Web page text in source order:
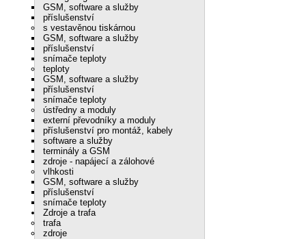
GSM, software a služby
příslušenství
s vestavěnou tiskárnou
GSM, software a služby
příslušenství
snímače teploty
teploty
GSM, software a služby
příslušenství
snímače teploty
ústředny a moduly
externí převodníky a moduly
příslušenství pro montáž, kabely
software a služby
terminály a GSM
zdroje - napájecí a zálohové
vlhkosti
GSM, software a služby
příslušenství
snímače teploty
Zdroje a trafa
trafa
zdroje